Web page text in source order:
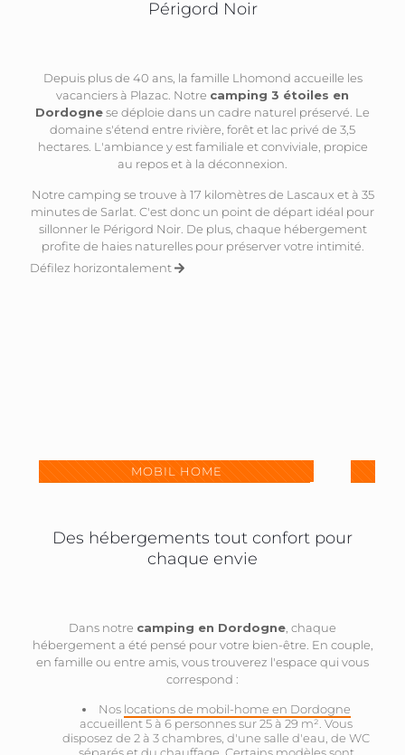
Périgord Noir
Depuis plus de 40 ans, la famille Lhomond accueille les
vacanciers à Plazac. Notre camping 3 étoiles en
Dordognese déploie dans un cadre naturel préservé. Le
domaine s'étend entre rivière, forêt et lac privé de 3,5
hectares. L'ambiance y est familiale et conviviale, propice
au repos et à la déconnexion.
Notre camping se trouve à 17 kilomètres de Lascaux et à 35
minutes de Sarlat. C'est donc un point de départ idéal pour
sillonner le Périgord Noir. De plus, chaque hébergement
profite de haies naturelles pour préserver votre intimité.
Défilez horizontalement
MOBIL HOME
Des hébergements tout confort pour
chaque envie
Dans notre camping en Dordogne , chaque
hébergement a été pensé pour votre bien-être. En couple,
en famille ou entre amis, vous trouverez l'espace qui vous
correspond :
Nos locations de mobil-home en Dordogne
accueillent 5 à 6 personnes sur 25 à 29 m². Vous
disposez de 2 à 3 chambres, d'une salle d'eau, de WC